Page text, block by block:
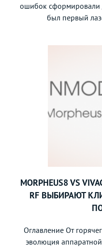
ошибок сформировали
был первый
MORPHEUS8 VS
RF ВЫБИРАЮТ
Оглавление От
эволюция